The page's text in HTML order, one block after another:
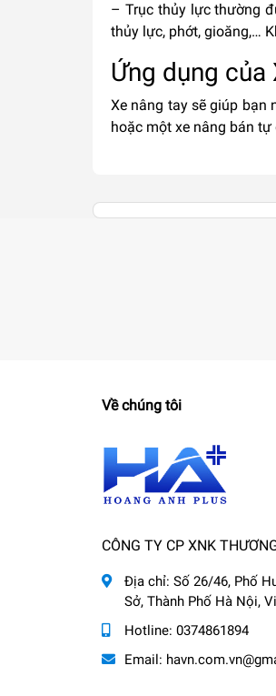
– Trục thủy lực thường
thủy lực, phớt, gioăng,…
Ứng dụng của
Xe nâng tay sẽ giúp bạn
hoặc một xe nâng bán
Về chúng tôi
CÔNG TY CP XNK
Địa chỉ: Số 26/46, Phố
Sở, Thành Phố Hà Nội,
Hotline: 0374861894
Email: